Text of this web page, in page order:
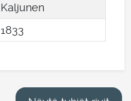
Kaljunen
1833